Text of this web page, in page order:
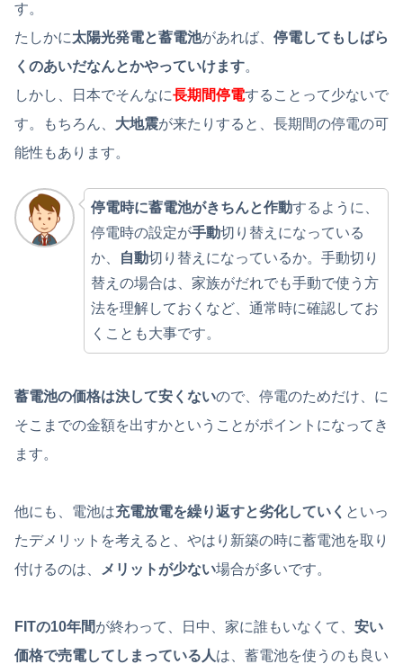
す。
たしかに太陽光発電と蓄電池があれば、 停電してもしばら
くのあいだなんとかやっていけます。
しかし、日本でそんなに長期間停電することって少ないで
す。もちろん、 大地震が来たりすると、長期間の停電の可
能性もあります。
停電時に蓄電池がきちんと作動するように、
停電時の設定が手動切り替えになっている
か、
自動切り替えになっているか。手動切り
替えの場合は、家族がだれでも手動で使う方
法を理解しておくなど、通常時に確認してお
くことも大事です。
蓄電池の価格は決して安くないので、停電のためだけ、に
そこまでの金額を出すかということがポイントになってき
ます。
他にも、電池は充電放電を繰り返すと劣化していく といっ
たデメリットを考えると、やはり新築の時に蓄電池を取り
付けるのは、
メリットが少ない場合が多いです。
FITの10年間が終わって、日中、家に誰もいなくて、 安い
価格で売電してしまっている人は、蓄電池を使うのも良い